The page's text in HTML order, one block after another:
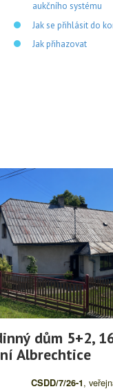
aukčního systému
Jak se přihlásit do
Jak přihazovat
dům 5+2,
Albrechtice
CSDD/7/26-1,